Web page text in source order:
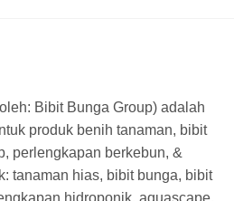
Bibit Bunga Group) adalah
produk benih tanaman, bibit
perlengkapan berkebun, &
tanaman hias, bibit bunga, bibit
hidroponik, aquascape,